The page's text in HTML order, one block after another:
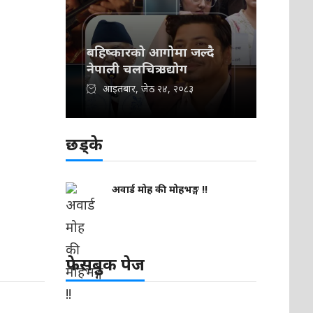
बहिष्कारको आगोमा जल्दै
नेपाली चलचित्र उद्योग
आइतबार, जेठ २४, २०८३
छड्के
अवार्ड मोह की मोहभङ्ग !!
फेसबुक पेज